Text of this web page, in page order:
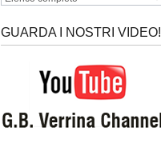
GUARDA I NOSTRI VIDEO!